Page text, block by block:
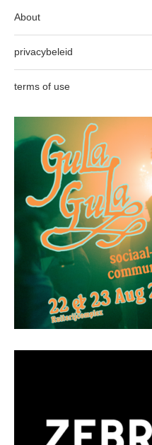
About
privacybeleid
terms of use